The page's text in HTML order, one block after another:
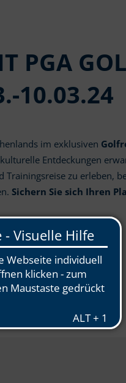
PGA
10.03.24
im exklusiven
Entdeckungen
Trainingsreise zu erleben,
Sichern Sie sich Ihren